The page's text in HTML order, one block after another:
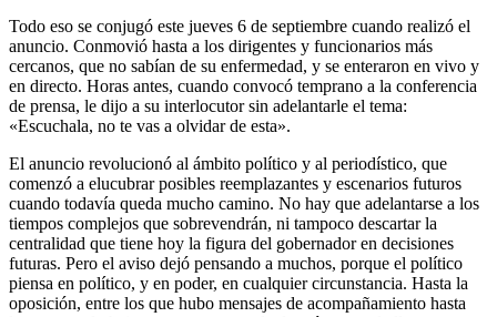
Todo eso se conjugó este jueves 6 de septiembre cuando realizó el
anuncio. Conmovió hasta a los dirigentes y funcionarios más
cercanos, que no sabían de su enfermedad, y se enteraron en vivo y
en directo. Horas antes, cuando convocó temprano a la conferencia
de prensa, le dijo a su interlocutor sin adelantarle el tema:
«Escuchala, no te vas a olvidar de esta».
El anuncio revolucionó al ámbito político y al periodístico, que
comenzó a elucubrar posibles reemplazantes y escenarios futuros
cuando todavía queda mucho camino. No hay que adelantarse a los
tiempos complejos que sobrevendrán, ni tampoco descartar la
centralidad que tiene hoy la figura del gobernador en decisiones
futuras. Pero el aviso dejó pensando a muchos, porque el político
piensa en político, y en poder, en cualquier circunstancia. Hasta la
oposición, entre los que hubo mensajes de acompañamiento hasta